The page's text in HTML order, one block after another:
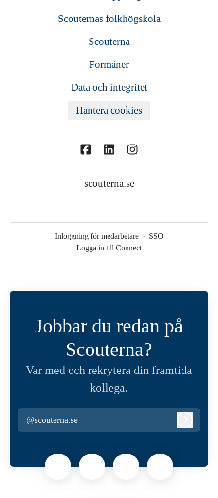
Scouternas folkhögskola
Scouterna
Förmåner
Data och integritet
Hantera cookies
scouterna.se
Inloggning för medarbetare · SSO
Logga in till Connect
Jobbar du redan på
Scouterna?
Var med och rekrytera din framtida
kollega.
@scouterna.se